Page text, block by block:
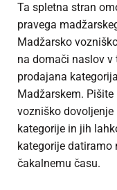
Ta spletna stran
pravega
Madžarsko
na domači naslov v
prodajana
Madžarskem.
vozniško
kategorije in jih
kategorije datiramo
čakalnemu času.